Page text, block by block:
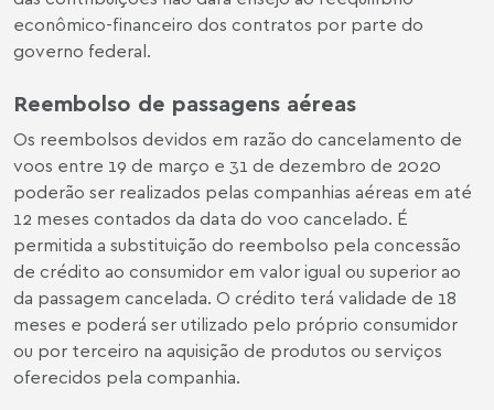
econômico-financeiro dos contratos por parte do
governo federal.
Reembolso de passagens aéreas
Os reembolsos devidos em razão do cancelamento de
voos entre 19 de março e 31 de dezembro de 2020
poderão ser realizados pelas companhias aéreas em até
12 meses contados da data do voo cancelado. É
permitida a substituição do reembolso pela concessão
de crédito ao consumidor em valor igual ou superior ao
da passagem cancelada. O crédito terá validade de 18
meses e poderá ser utilizado pelo próprio consumidor
ou por terceiro na aquisição de produtos ou serviços
oferecidos pela companhia.